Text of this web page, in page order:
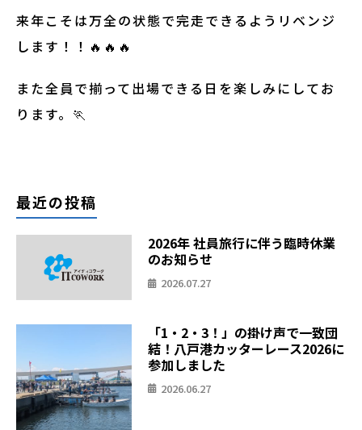
来年こそは万全の状態で完走できるようリベンジ
します！！🔥🔥🔥
また全員で揃って出場できる日を楽しみにしてお
ります。🏃
最近の投稿
2026年 社員旅行に伴う臨時休業
のお知らせ
2026.07.27
「1・2・3！」の掛け声で一致団
結！八戸港カッターレース2026に
参加しました
2026.06.27